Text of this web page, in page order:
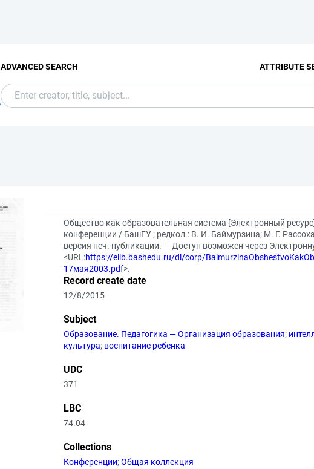
ADVANCED SEARCH ATTRIBUTE
Общество как образовательная система [Электронный
конференции / БашГУ ; редкол.: В. И. Баймурзина; М. Г.
версия печ. публикации. — Доступ возможен через
<URL:https://elib.bashedu.ru/dl/corp/
17мая2003.pdf>.
Record create date
12/8/2015
Subject
Образование. Педагогика — Организация образования;
культура; воспитание ребенка
UDC
371
LBC
74.04
Collections
Конференции;Общая коллекция